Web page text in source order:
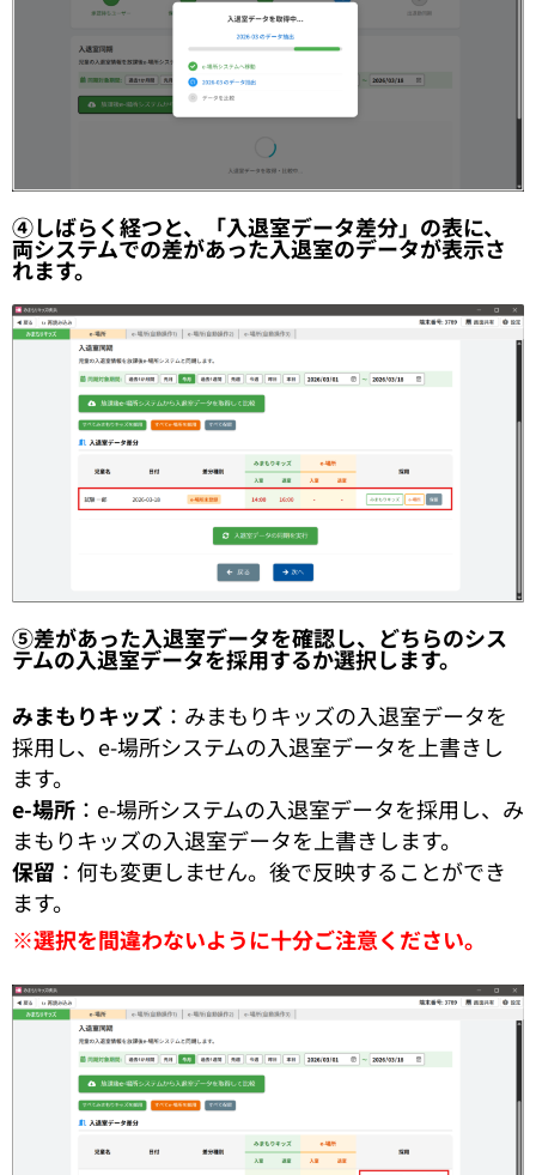
④しばらく経つと、「入退室データ差分」の表に、
両システムでの差があった入退室のデータが表示さ
れます。
⑤差があった入退室データを確認し、どちらのシス
テムの入退室データを採用するか選択します。
みまもりキッズ ：みまもりキッズの入退室データを
採用し、e-場所システムの入退室データを上書きし
ます。
e-場所 ：e-場所システムの入退室データを採用し、み
まもりキッズの入退室データを上書きします。
保留 ：何も変更しません。後で反映することができ
ます。
※選択を間違わないように十分ご注意ください。